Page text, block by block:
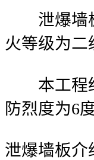
泄爆墙板
火等级为
本工程结
防烈度为6
泄爆墙板介